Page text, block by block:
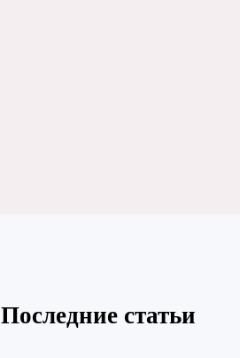
Последние статьи